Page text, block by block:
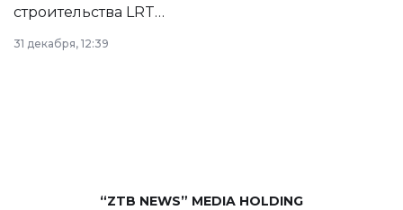
строительства LRT
в Астане из
республиканского
31 декабря, 12:39
“ZTB NEWS” MEDIA HOLDING